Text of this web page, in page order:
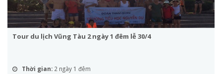
Tour du lịch Vũng Tàu 2 ngày 1 đêm lễ 30/4
Thời gian: 2 ngày 1 đêm